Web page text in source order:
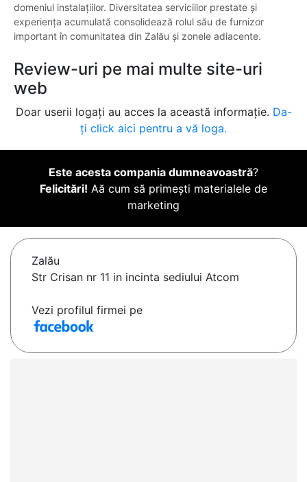
domeniul instalațiilor. Diversitatea serviciilor prestate și
experiența acumulată consolidează rolul său de furnizor
important în comunitatea din Zalău și zonele adiacente.
Review-uri pe mai multe site-uri
web
Doar userii logați au acces la această informație. Da-
ți click aici pentru a vă loga.
Este acesta compania dumneavoastră?
Felicitări! Aă cum să primești materialele de
marketing
Zalău
Str Crisan nr 11 in incinta sediului Atcom
Vezi profilul firmei pe